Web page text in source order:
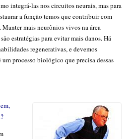
integrá-las nos circuitos neurais, mas para
a função temos que contribuir com
Manter mais neurônios vivos na área
estratégias para evitar mais danos. Há
regenerativas, e devemos
um processo biológico que precisa dessas